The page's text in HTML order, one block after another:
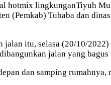
hotmix lingkunganTiyuh
(Pemkab) Tubaba dan
itu, selasa (20/10/
jalan yang bagus
dan samping